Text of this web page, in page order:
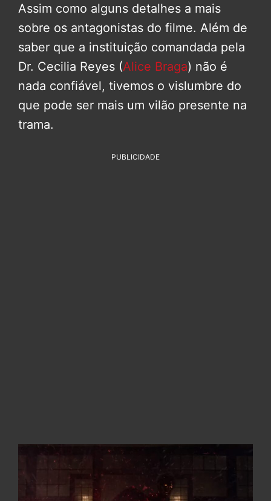
Assim como alguns detalhes a mais
sobre os antagonistas do filme. Além de
saber que a instituição comandada pela
Dr. Cecilia Reyes (Alice Braga) não é
nada confiável, tivemos o vislumbre do
que pode ser mais um vilão presente na
trama.
PUBLICIDADE